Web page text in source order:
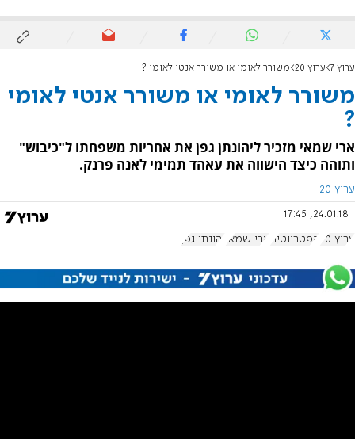
ערוץ 7 ערוץ 20 משורר לאומי או משורר אנטי לאומי ?
משורר לאומי או משורר אנטי לאומי
?
ארי שמאי מזכיר ליהונתן גפן את אחריות משפחתו ל"כיבוש"
ותוהה כיצד הישווה את עאהד תמימי לאנה פרנק.
ערוץ 20
24.01.18, 17:45
ערוץ 20 הפטריוטים ארי שמאי יהונתן גפן